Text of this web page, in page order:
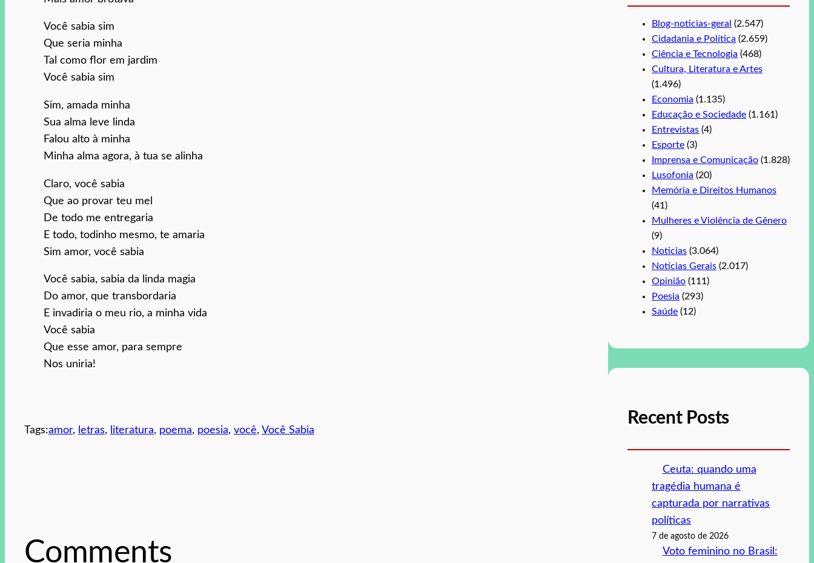
Você sabia sim
Que seria minha
Tal como flor em jardim
Você sabia sim
Sim, amada minha
Sua alma leve linda
Falou alto à minha
Minha alma agora, à tua se alinha
Claro, você sabia
Que ao provar teu mel
De todo me entregaria
E todo, todinho mesmo, te amaria
Sim amor, você sabia
Você sabia, sabia da linda magia
Do amor, que transbordaria
E invadiria o meu rio, a minha vida
Você sabia
Que esse amor, para sempre
Nos uniria!
Tags:amor, letras, literatura, poema, poesia, você, Você Sabia
Comments
Blog-noticias-geral (2.547)
Cidadania e Política (2.659)
Ciência e Tecnologia (468)
Cultura, Literatura e Artes
(1.496)
Economia (1.135)
Educação e Sociedade (1.161)
Entrevistas (4)
Esporte (3)
Imprensa e Comunicação (1.828)
Lusofonia (20)
Memória e Direitos Humanos
(41)
Mulheres e Violência de Gênero
(9)
Noticias (3.064)
Notícias Gerais (2.017)
Opinião (111)
Poesia (293)
Saúde (12)
Recent Posts
Ceuta: quando uma
tragédia humana é
capturada por narrativas
políticas
7 de agosto de 2026
Voto feminino no Brasil: